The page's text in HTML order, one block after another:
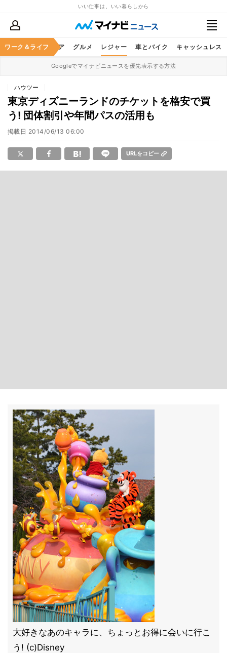
いい仕事は、いい暮らしから
ワーク＆ライフ
暮らし ヘルスケア グルメ レジャー 車とバイク キャッシュレス
Googleでマイナビニュースを優先表示する方法
ハウツー
東京ディズニーランドのチケットを格安で買
う! 団体割引や年間パスの活用も
掲載日 2014/06/13 06:00
URLをコピー
大好きなあのキャラに、ちょっとお得に会いに行こ
う! (c)Disney